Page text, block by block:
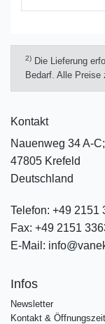
2) Die Lieferung
Bedarf. Alle Preise
Kontakt
Nauenweg 34 A-
47805 Krefeld
Deutschland
Telefon: +49 2151
Fax: +49 2151
E-Mail:
Infos
Newsletter
Kontakt &